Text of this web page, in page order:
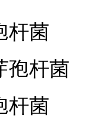
杆菌
孢杆菌
杆菌